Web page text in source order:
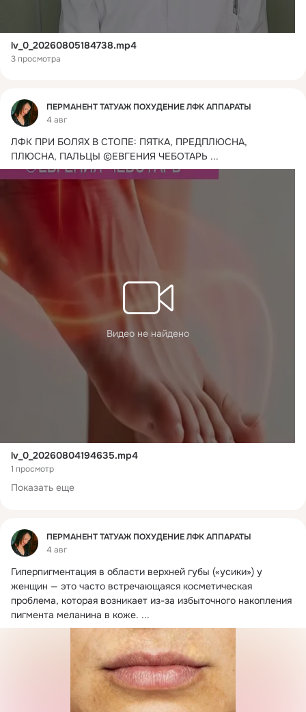
lv_0_20260805184738.mp4
3 просмотра
Фид
ПЕРМАНЕНТ ТАТУАЖ ПОХУДЕНИЕ ЛФК АППАРАТЫ
4 авг
ЛФК ПРИ БОЛЯХ В СТОПЕ: ПЯТКА, ПРЕДПЛЮСНА,
ПЛЮСНА, ПАЛЬЦЫ ©ЕВГЕНИЯ ЧЕБОТАРЬ ...
Видео не найдено
lv_0_20260804194635.mp4
1 просмотр
Показать еще
Фид
ПЕРМАНЕНТ ТАТУАЖ ПОХУДЕНИЕ ЛФК АППАРАТЫ
4 авг
Гиперпигментация в области верхней губы («усики») у
женщин — это часто встречающаяся косметическая
проблема, которая возникает из-за избыточного накопления
пигмента меланина в коже. ...